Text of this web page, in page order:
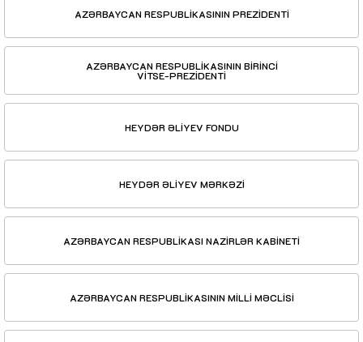
AZƏRBAYCAN RESPUBLİKASININ PREZİDENTİ
AZƏRBAYCAN RESPUBLİKASININ BİRİNCİ
VİTSE-PREZİDENTİ
HEYDƏR ƏLİYEV FONDU
HEYDƏR ƏLİYEV MƏRKƏZİ
AZƏRBAYCAN RESPUBLİKASI NAZİRLƏR KABİNETİ
AZƏRBAYCAN RESPUBLİKASININ MİLLİ MƏCLİSİ